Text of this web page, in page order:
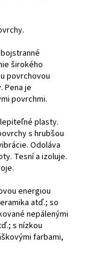
širokého
povrchovou
Pena je
povrchmi.
plasty.
s hrubšou
Odoláva
Tesní a izoluje.
energiou
atď.; so
nepálenými
s nízkou
farbami,